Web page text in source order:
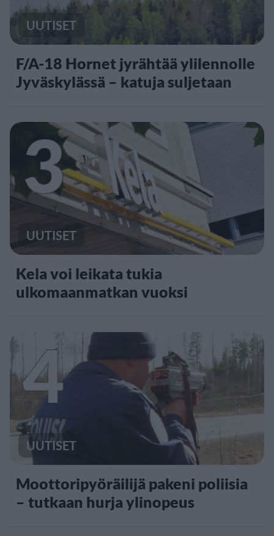
UUTISET
F/A-18 Hornet jyrähtää ylilennolle
Jyväskylässä – katuja suljetaan
3
UUTISET
Kela voi leikata tukia
ulkomaanmatkan vuoksi
4
UUTISET
Moottoripyöräilijä pakeni poliisia
– tutkaan hurja ylinopeus